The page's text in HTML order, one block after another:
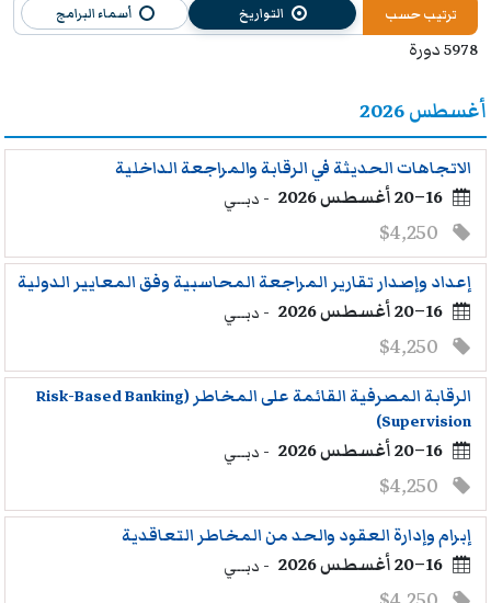
دورات وشهادات معتمدة في إدارة الجودة
ادارة المشتريات والمخازن وسلاسل التوريد
التدريب القانوني وتأهيل الكفاءات القانونية
السكرتارية وإدارة المكاتب
دورات وشهادات ادارة المخاطر
الذكاء الاصطناعي والتحول الرقمي
الصيانة والتشغيل والهندسة الفنية
هندسة وإدارة السلامة والامن والصحة والبيئة
ترتيب حسب التواريخ أسماء البرامج
5978 دورة
أغسطس 2026
الاتجاهات الحديثة في الرقابة والمراجعة الداخلية
16–20 أغسطس 2026 - دبــي
إعداد وإصدار تقارير المراجعة المحاسبية وفق المعايير الدولية
16–20 أغسطس 2026 - دبــي
الرقابة المصرفية القائمة على المخاطر (Risk-Based Banking
Supervision)
16–20 أغسطس 2026 - دبــي
إبرام وإدارة العقود والحد من المخاطر التعاقدية
16–20 أغسطس 2026 - دبــي